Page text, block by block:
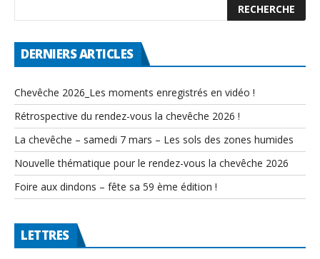
DERNIERS ARTICLES
Chevêche 2026_Les moments enregistrés en vidéo !
Rétrospective du rendez-vous la chevêche 2026 !
La chevêche – samedi 7 mars – Les sols des zones humides
Nouvelle thématique pour le rendez-vous la chevêche 2026
Foire aux dindons – fête sa 59 ème édition !
LETTRES